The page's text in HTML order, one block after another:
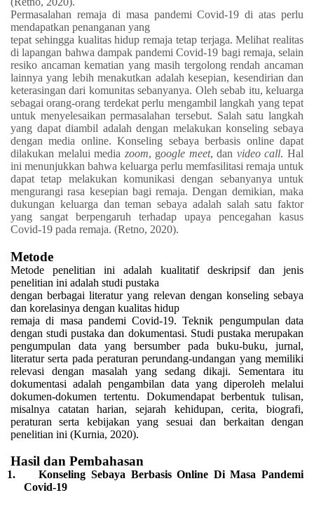
Permasalahan remaja di masa pandemi Covid-19 di atas perlu
mendapatkan penanganan yang
tepat sehingga kualitas hidup remaja tetap terjaga. Melihat realitas
di lapangan bahwa dampak pandemi Covid-19 bagi remaja, selain
resiko ancaman kematian yang masih tergolong rendah ancaman
lainnya yang lebihmenakutkan adalah kesepian, kesendirian dan
keterasingan dari komunitas sebanyanya. Oleh sebab itu, keluarga
sebagai orang-orang terdekat perlu mengambil langkah yang tepat
untuk menyelesaikan permasalahan tersebut. Salah satu langkah
yang dapat diambil adalah dengan melakukan konseling sebaya
dengan media online. Konseling sebaya berbasis online dapat
dilakukan melalui media zoom, google meet, dan video call. Hal
ini menunjukkan bahwa keluarga perlu memfasilitasi remaja untuk
dapat tetap melakukan komunikasi dengan sebanyanya untuk
mengurangi rasa kesepian bagi remaja. Dengan demikian, maka
dukungan keluarga dan teman sebaya adalah salah satu faktor
yang sangat berpengaruh terhadap upaya pencegahan kasus
Covid-19 pada remaja. (Retno, 2020).
Metode
Metode penelitian ini adalah kualitatif deskripsif dan jenis
penelitian ini adalah studi pustaka
dengan berbagai literatur yang relevan dengan konseling sebaya
dan korelasinya dengan kualitas hidup
remaja di masa pandemi Covid-19. Teknik pengumpulan data
dengan studi pustaka dan dokumentasi. Studi pustaka merupakan
pengumpulan data yang bersumber pada buku-buku, jurnal,
literatur serta pada peraturan perundang-undangan yang memiliki
relevasi dengan masalah yang sedang dikaji. Sementara itu
dokumentasi adalah pengambilan data yang diperoleh melalui
dokumen-dokumen tertentu. Dokumendapat berbentuk tulisan,
misalnya catatan harian, sejarah kehidupan, cerita, biografi,
peraturan serta kebijakan yang sesuai dan berkaitan dengan
penelitian ini (Kurnia, 2020).
Hasil dan Pembahasan
1.
Konseling Sebaya Berbasis Online Di Masa Pandemi
Covid-19